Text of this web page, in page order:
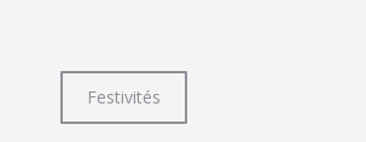
Festivités